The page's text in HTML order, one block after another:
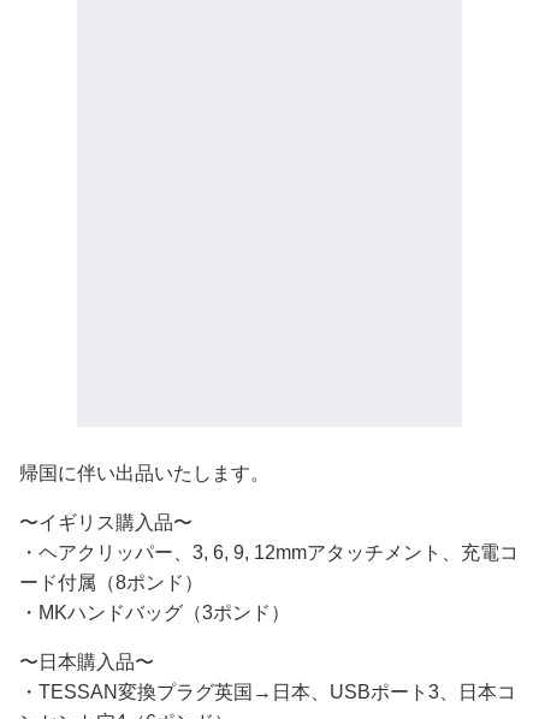
帰国に伴い出品いたします。
〜イギリス購入品〜
・ヘアクリッパー、3, 6, 9, 12mmアタッチメント、充電コ
ード付属（8ポンド）
・MKハンドバッグ（3ポンド）
〜日本購入品〜
・TESSAN変換プラグ英国→日本、USBポート3、日本コ